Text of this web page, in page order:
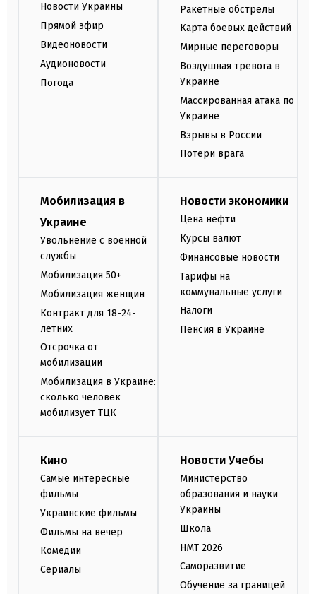
Новости Украины
Прямой эфир
Видеоновости
Аудионовости
Погода
Ракетные обстрелы
Карта боевых действий
Мирные переговоры
Воздушная тревога в
Украине
Массированная атака по
Украине
Взрывы в России
Потери врага
Мобилизация в
Украине
Увольнение с военной
службы
Мобилизация 50+
Мобилизация женщин
Контракт для 18-24-
летних
Отсрочка от
мобилизации
Мобилизация в Украине:
сколько человек
мобилизует ТЦК
Новости экономики
Цена нефти
Курсы валют
Финансовые новости
Тарифы на
коммунальные услуги
Налоги
Пенсия в Украине
Кино
Самые интересные
фильмы
Украинские фильмы
Фильмы на вечер
Комедии
Сериалы
Новости Учебы
Министерство
образования и науки
Украины
Школа
НМТ 2026
Саморазвитие
Обучение за границей